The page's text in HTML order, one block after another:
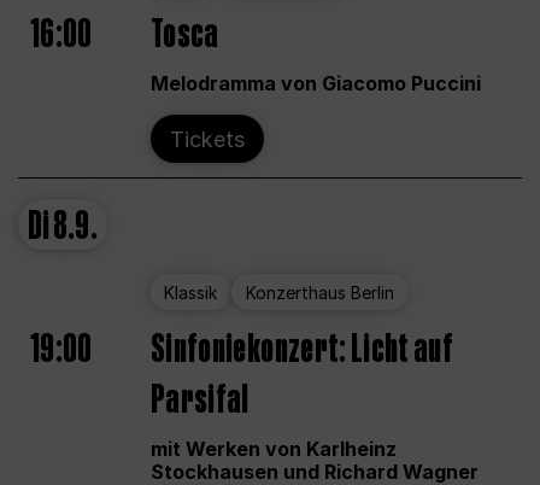
16:00 Tosca
Melodramma von Giacomo Puccini
Tickets
Di8.9.
Klassik Konzerthaus Berlin
19:00
Sinfoniekonzert: Licht auf
Parsifal
mit Werken von Karlheinz
Stockhausen und Richard Wagner